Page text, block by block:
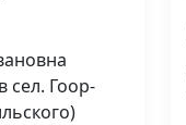
сел. Гоор-